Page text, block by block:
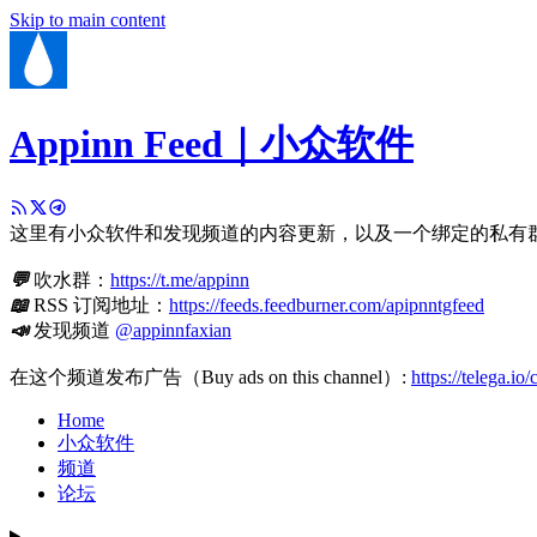
Skip to main content
Appinn Feed｜小众软件
这里有小众软件和发现频道的内容更新，以及一个绑定的私有
💬吹水群： https://t.me/appinn
📖RSS 订阅地址： https://feeds.feedburner.com/apipnntgfeed
📣发现频道 @appinnfaxian
在这个频道发布广告（Buy ads on this channel）: https://telega.io/
Home
小众软件
频道
论坛